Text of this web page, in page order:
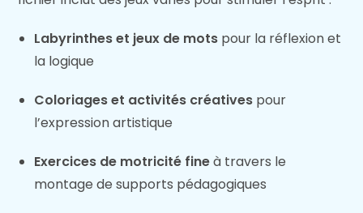
Labyrinthes et jeux de mots pour la réflexion et
la logique
Coloriages et activités créatives pour
l’expression artistique
Exercices de motricité fineà travers le
montage de supports pédagogiques